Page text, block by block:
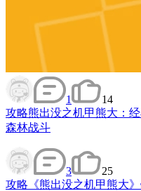
1
14
攻略熊出没之机甲熊大：
森林战斗
3
25
攻略 《熊出没之机甲熊大